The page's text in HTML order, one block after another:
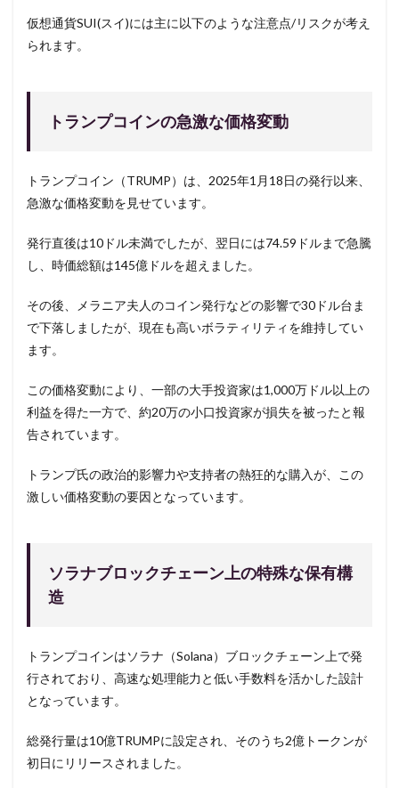
仮想通貨SUI(スイ)には主に以下のような注意点/リスクが考え
られます。
トランプコインの急激な価格変動
トランプコイン（TRUMP）は、2025年1月18日の発行以来、
急激な価格変動を見せています。
発行直後は10ドル未満でしたが、翌日には74.59ドルまで急騰
し、時価総額は145億ドルを超えました。
その後、メラニア夫人のコイン発行などの影響で30ドル台ま
で下落しましたが、現在も高いボラティリティを維持してい
ます。
この価格変動により、一部の大手投資家は1,000万ドル以上の
利益を得た一方で、約20万の小口投資家が損失を被ったと報
告されています。
トランプ氏の政治的影響力や支持者の熱狂的な購入が、この
激しい価格変動の要因となっています。
ソラナブロックチェーン上の特殊な保有構
造
トランプコインはソラナ（Solana）ブロックチェーン上で発
行されており、高速な処理能力と低い手数料を活かした設計
となっています。
総発行量は10億TRUMPに設定され、そのうち2億トークンが
初日にリリースされました。